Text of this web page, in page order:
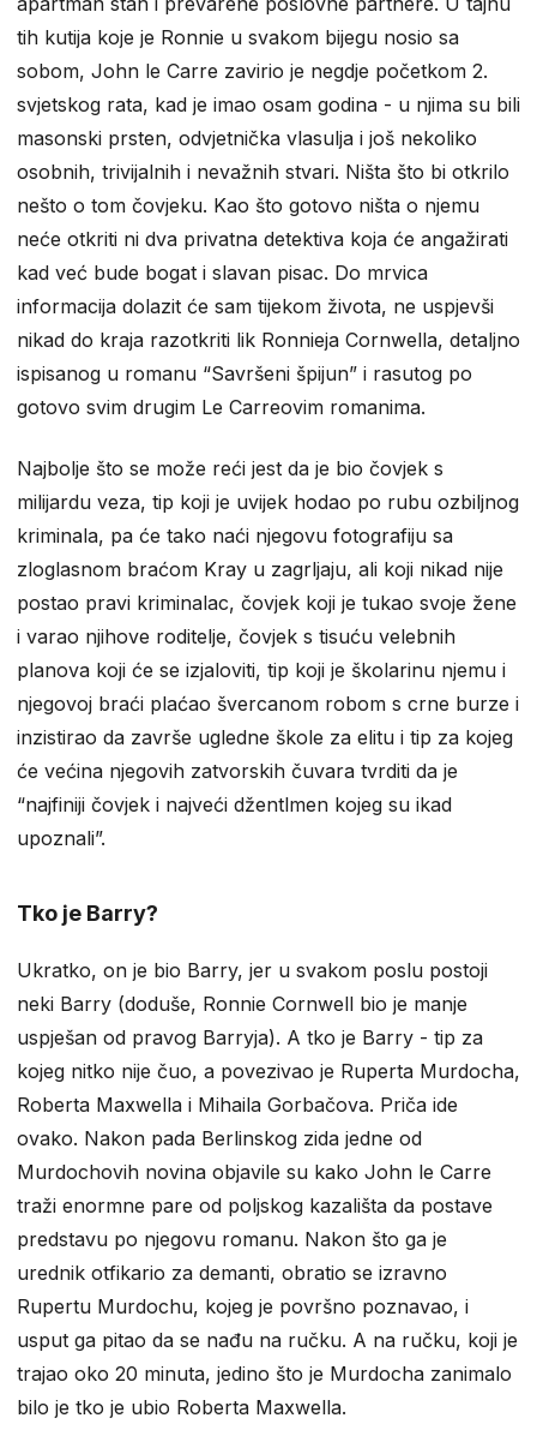
tih kutija koje je Ronnie u svakom bijegu nosio sa
sobom, John le Carre zavirio je negdje početkom 2.
svjetskog rata, kad je imao osam godina - u njima su bili
masonski prsten, odvjetnička vlasulja i još nekoliko
osobnih, trivijalnih i nevažnih stvari. Ništa što bi otkrilo
nešto o tom čovjeku. Kao što gotovo ništa o njemu
neće otkriti ni dva privatna detektiva koja će angažirati
kad već bude bogat i slavan pisac. Do mrvica
informacija dolazit će sam tijekom života, ne uspjevši
nikad do kraja razotkriti lik Ronnieja Cornwella, detaljno
ispisanog u romanu “Savršeni špijun” i rasutog po
gotovo svim drugim Le Carreovim romanima.
Najbolje što se može reći jest da je bio čovjek s
milijardu veza, tip koji je uvijek hodao po rubu ozbiljnog
kriminala, pa će tako naći njegovu fotografiju sa
zloglasnom braćom Kray u zagrljaju, ali koji nikad nije
postao pravi kriminalac, čovjek koji je tukao svoje žene
i varao njihove roditelje, čovjek s tisuću velebnih
planova koji će se izjaloviti, tip koji je školarinu njemu i
njegovoj braći plaćao švercanom robom s crne burze i
inzistirao da završe ugledne škole za elitu i tip za kojeg
će većina njegovih zatvorskih čuvara tvrditi da je
“najfiniji čovjek i najveći džentlmen kojeg su ikad
upoznali”.
Tko je Barry?
Ukratko, on je bio Barry, jer u svakom poslu postoji
neki Barry (doduše, Ronnie Cornwell bio je manje
uspješan od pravog Barryja). A tko je Barry - tip za
kojeg nitko nije čuo, a povezivao je Ruperta Murdocha,
Roberta Maxwella i Mihaila Gorbačova. Priča ide
ovako. Nakon pada Berlinskog zida jedne od
Murdochovih novina objavile su kako John le Carre
traži enormne pare od poljskog kazališta da postave
predstavu po njegovu romanu. Nakon što ga je
urednik otfikario za demanti, obratio se izravno
Rupertu Murdochu, kojeg je površno poznavao, i
usput ga pitao da se nađu na ručku. A na ručku, koji je
trajao oko 20 minuta, jedino što je Murdocha zanimalo
bilo je tko je ubio Roberta Maxwella.